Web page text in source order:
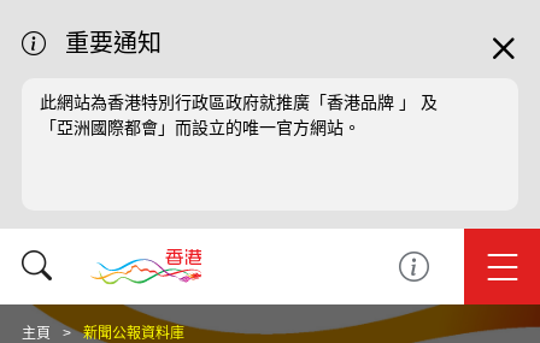
重要通知
此網站為香港特別行政區政府就推廣「香港品牌 」 及
「亞洲國際都會」而設立的唯一官方網站。
主頁 新聞公報資料庫